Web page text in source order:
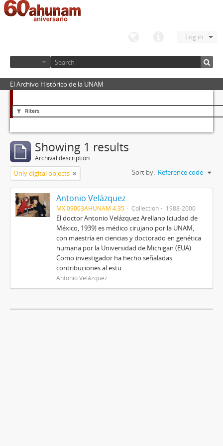
Log in
El Archivo Histórico de la UNAM
Filters
Showing 1 results
Archival description
Only digital objects Sort by: Reference code
Antonio Velázquez
MX 09003AHUNAM 4.35 Collection 1988-2000
El doctor Antonio Velázquez Arellano (ciudad de
México, 1939) es médico cirujano por la UNAM,
con maestría en ciencias y doctorado en genética
humana por la Universidad de Michigan (EUA).
Como investigador ha hecho señaladas
contribuciones al estu...
Antonio Velázquez